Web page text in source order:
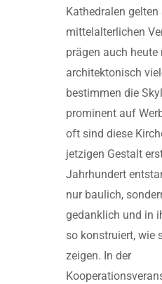
Kathedralen
mittelalterlichen
prägen auch heute
architektonisch
bestimmen die
prominent auf
oft sind diese
jetzigen Gestalt
Jahrhundert
nur baulich,
gedanklich und in
so konstruiert, wie
zeigen. In der